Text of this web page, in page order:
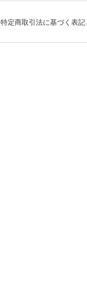
特定商取引法に基づく表記